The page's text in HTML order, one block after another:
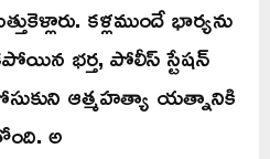
కళ్లముందే భార్యను
భర్త, పోలీస్ స్టేషన్
ఆత్మహత్యా యత్నానికి
అ